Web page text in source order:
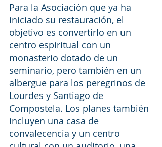
Para la Asociación que ya ha
iniciado su restauración, el
objetivo es convertirlo en un
centro espiritual con un
monasterio dotado de un
seminario, pero también en un
albergue para los peregrinos de
Lourdes y Santiago de
Compostela. Los planes también
incluyen una casa de
convalecencia y un centro